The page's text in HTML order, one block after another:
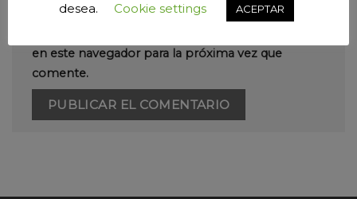
Guarda mi nombre, correo electrónico y web
en este navegador para la próxima vez que
comente.
desea.
Cookie settings ACEPTAR